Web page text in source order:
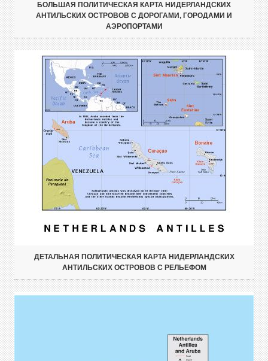
БОЛЬШАЯ ПОЛИТИЧЕСКАЯ КАРТА НИДЕРЛАНДСКИХ
АНТИЛЬСКИХ ОСТРОВОВ С ДОРОГАМИ, ГОРОДАМИ И
АЭРОПОРТАМИ
ДЕТАЛЬНАЯ ПОЛИТИЧЕСКАЯ КАРТА НИДЕРЛАНДСКИХ
АНТИЛЬСКИХ ОСТРОВОВ С РЕЛЬЕФОМ